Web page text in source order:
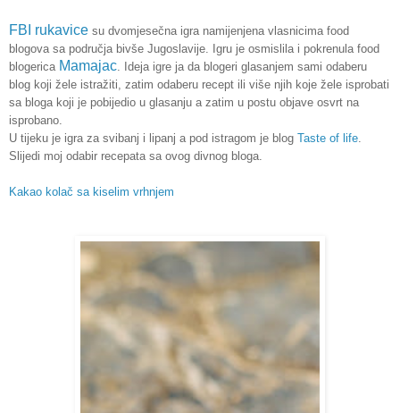
FBI rukavice su dvomjesečna igra namijenjena vlasnicima food
blogova sa područja bivše Jugoslavije. Igru je osmislila i pokrenula food
blogerica Mamajac . Ideja igre ja da blogeri glasanjem sami odaberu
blog koji žele istražiti, zatim odaberu recept ili više njih koje žele isprobati
sa bloga koji je pobijedio u glasanju a zatim u postu objave osvrt na
isprobano.
U tijeku je igra za svibanj i lipanj a pod istragom je blog Taste of life
Slijedi moj odabir recepata sa ovog divnog bloga.
Kakao kolač sa kiselim vrhnjem